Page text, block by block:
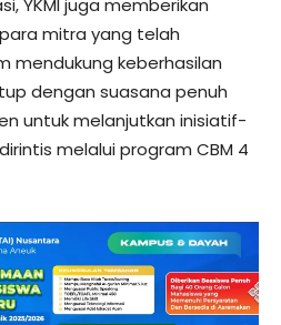
YKMI juga memberikan
mitra yang telah
mendukung keberhasilan
dengan suasana penuh
untuk melanjutkan inisiatif-
melalui program CBM 4